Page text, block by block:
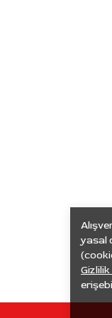
yasal